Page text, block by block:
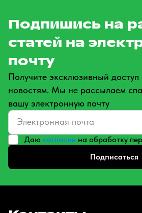
Подпишись на
статей на
почту
Получите эксклюзивный
новостям. Мы не рассылаем
вашу электронную почту
Даю согласие на обработку
Подписаться